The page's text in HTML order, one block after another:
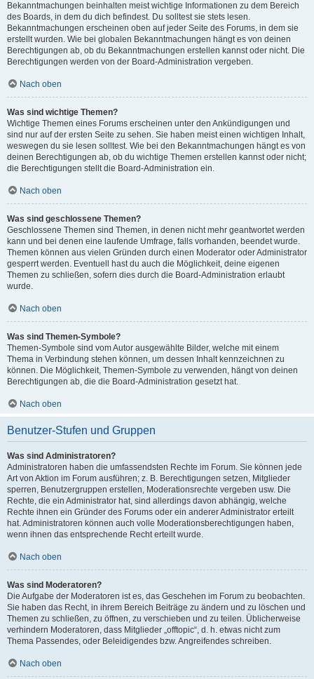
Bekanntmachungen beinhalten meist wichtige Informationen zu dem Bereich
des Boards, in dem du dich befindest. Du solltest sie stets lesen.
Bekanntmachungen erscheinen oben auf jeder Seite des Forums, in dem sie
erstellt wurden. Wie bei globalen Bekanntmachungen hängt es von deinen
Berechtigungen ab, ob du Bekanntmachungen erstellen kannst oder nicht. Die
Berechtigungen werden von der Board-Administration vergeben.
Nach oben
Was sind wichtige Themen?
Wichtige Themen eines Forums erscheinen unter den Ankündigungen und
sind nur auf der ersten Seite zu sehen. Sie haben meist einen wichtigen Inhalt,
weswegen du sie lesen solltest. Wie bei den Bekanntmachungen hängt es von
deinen Berechtigungen ab, ob du wichtige Themen erstellen kannst oder nicht;
die Berechtigungen stellt die Board-Administration ein.
Nach oben
Was sind geschlossene Themen?
Geschlossene Themen sind Themen, in denen nicht mehr geantwortet werden
kann und bei denen eine laufende Umfrage, falls vorhanden, beendet wurde.
Themen können aus vielen Gründen durch einen Moderator oder Administrator
gesperrt werden. Eventuell hast du auch die Möglichkeit, deine eigenen
Themen zu schließen, sofern dies durch die Board-Administration erlaubt
wurde.
Nach oben
Was sind Themen-Symbole?
Themen-Symbole sind vom Autor ausgewählte Bilder, welche mit einem
Thema in Verbindung stehen können, um dessen Inhalt kennzeichnen zu
können. Die Möglichkeit, Themen-Symbole zu verwenden, hängt von deinen
Berechtigungen ab, die die Board-Administration gesetzt hat.
Nach oben
Benutzer-Stufen und Gruppen
Was sind Administratoren?
Administratoren haben die umfassendsten Rechte im Forum. Sie können jede
Art von Aktion im Forum ausführen; z. B. Berechtigungen setzen, Mitglieder
sperren, Benutzergruppen erstellen, Moderationsrechte vergeben usw. Die
Rechte, die ein Administrator hat, sind allerdings davon abhängig, welche
Rechte ihnen ein Gründer des Forums oder ein anderer Administrator erteilt
hat. Administratoren können auch volle Moderationsberechtigungen haben,
wenn ihnen das entsprechende Recht erteilt wurde.
Nach oben
Was sind Moderatoren?
Die Aufgabe der Moderatoren ist es, das Geschehen im Forum zu beobachten.
Sie haben das Recht, in ihrem Bereich Beiträge zu ändern und zu löschen und
Themen zu schließen, zu öffnen, zu verschieben und zu teilen. Üblicherweise
verhindern Moderatoren, dass Mitglieder „offtopic“, d. h. etwas nicht zum
Thema Passendes, oder Beleidigendes bzw. Angreifendes schreiben.
Nach oben